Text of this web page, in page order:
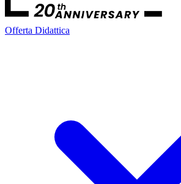
Offerta Didattica